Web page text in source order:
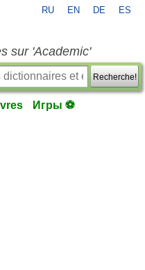
RU EN DE ES
sur 'Academic'
Recherche!
Игры ⚽